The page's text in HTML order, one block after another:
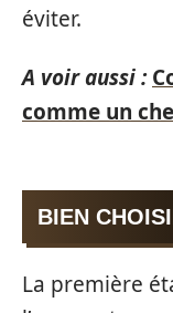
éviter.
A voir aussi :
comme un
BIEN
La première